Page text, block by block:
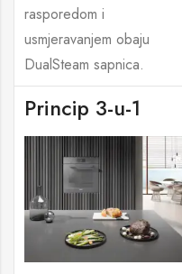
rasporedom i
usmjeravanjem obaju
DualSteam sapnica.
Princip 3-u-1